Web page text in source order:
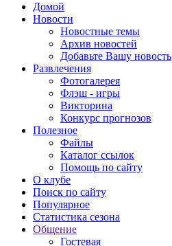
Домой
Новости
Новостные темы
Архив новостей
Добавьте Вашу новость
Развлечения
Фотогалерея
Флэш - игры
Викторина
Конкурс прогнозов
Полезное
Файлы
Каталог ссылок
Помощь по сайту
О клубе
Поиск по сайту
Популярное
Статистика сезона
Общение
Гостевая